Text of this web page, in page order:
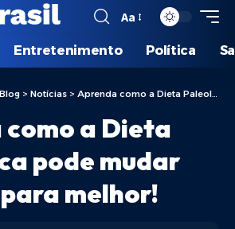
Aa
Entretenimento Política
Blog > Notícias > Aprenda como a Dieta Paleolítica pode mudar sua vida para melhor!
a Dieta
pode mudar
melhor!